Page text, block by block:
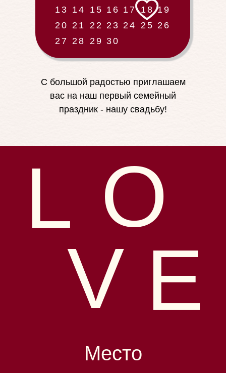
С большой радостью приглашаем
вас на наш первый семейный
праздник - нашу свадьбу!
30
28 29
23 24 25 26
27
21 22
16 17 18 19
20
13 14 15
L
V
Место
E
O